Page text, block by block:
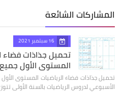
المشاركات الشائعة
16 سبتمبر 2021
تحميل جذاذات فضاء
المستوى الأول
تحميل جذاذات فضاء الرياضيات المستوى الأول
الأسبوعي لدروس الرياضيات بالسنة الأولى